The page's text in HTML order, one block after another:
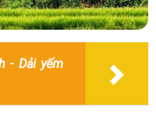
- Dải yếm